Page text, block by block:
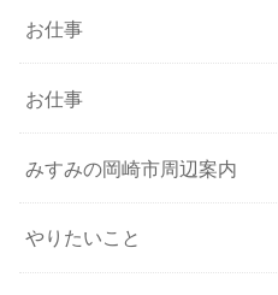
お仕事
お仕事
みすみの岡崎市周辺案内
やりたいこと